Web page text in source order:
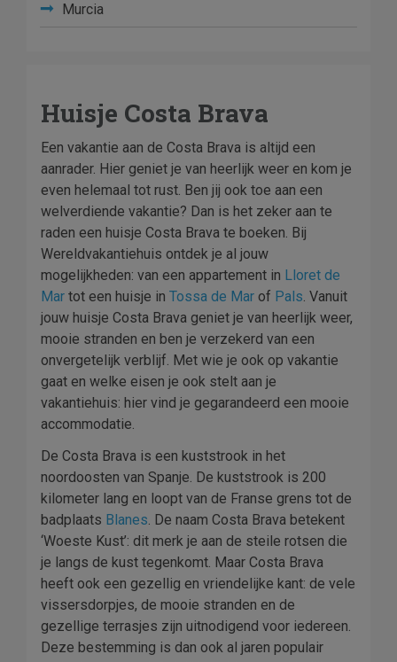
Murcia
Huisje Costa Brava
Een vakantie aan de Costa Brava is altijd een
aanrader. Hier geniet je van heerlijk weer en kom je
even helemaal tot rust. Ben jij ook toe aan een
welverdiende vakantie? Dan is het zeker aan te
raden een huisje Costa Brava te boeken. Bij
Wereldvakantiehuis ontdek je al jouw
mogelijkheden: van een appartement in Lloret de
Mar tot een huisje in Tossa de Mar of Pals. Vanuit
jouw huisje Costa Brava geniet je van heerlijk weer,
mooie stranden en ben je verzekerd van een
onvergetelijk verblijf. Met wie je ook op vakantie
gaat en welke eisen je ook stelt aan je
vakantiehuis: hier vind je gegarandeerd een mooie
accommodatie.
De Costa Brava is een kuststrook in het
noordoosten van Spanje. De kuststrook is 200
kilometer lang en loopt van de Franse grens tot de
badplaats Blanes. De naam Costa Brava betekent
‘Woeste Kust’: dit merk je aan de steile rotsen die
je langs de kust tegenkomt. Maar Costa Brava
heeft ook een gezellig en vriendelijke kant: de vele
vissersdorpjes, de mooie stranden en de
gezellige terrasjes zijn uitnodigend voor iedereen.
Deze bestemming is dan ook al jaren populair